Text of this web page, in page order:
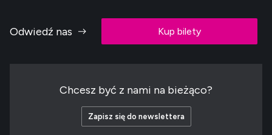
Odwiedź nas Kup bilety
Chcesz być z nami na bieżąco?
Zapisz się do newslettera